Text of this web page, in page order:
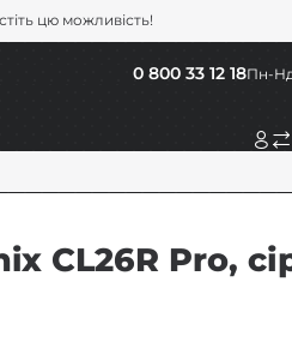
цю можливість!
Пн-Нд
0 800 33 12 18
CL26R Pro,